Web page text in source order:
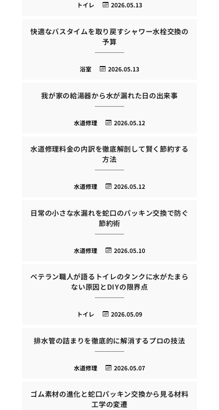
2026.05.13
トイレ
快適なバスタイムを取り戻すシャワー水栓交換の
予算
2026.05.13
浴室
我が家の給湯器から水が漏れた日の出来事
2026.05.12
水道修理
水道修理料金の内訳を徹底解剖して賢く節約する
方法
2026.05.12
水道修理
日常の小さな水漏れを蛇口のパッキン交換で防ぐ
節約術
2026.05.10
水道修理
ベテラン職人が語るトイレのタンクに水がたまら
ない原因とDIYの限界点
2026.05.09
トイレ
排水管の詰まりを徹底的に解消するプロの技法
2026.05.07
水道修理
ゴム素材の進化と蛇口パッキン交換から見る材料
工学の変遷